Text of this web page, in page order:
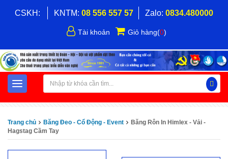
CSKH: KNTM: 08 556 557 57 Zalo: 0834.480000
Tài khoản Giỏ hàng(0)
Trang chủ Băng Đeo - Cổ Động - Event
Băng Rôn In Himlex - Vải -
Hagstag Cầm Tay